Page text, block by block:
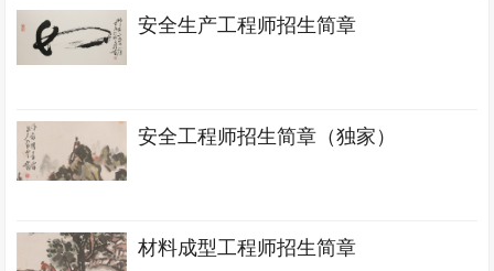
安全生产工程师招生简章
安全工程师招生简章（独家）
材料成型工程师招生简章